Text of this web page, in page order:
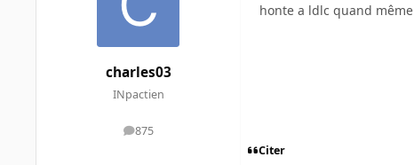
charles03
INpactien
875
messages
honte a ldlc quand même
Citer